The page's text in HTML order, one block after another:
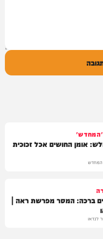
אומן החושים אכל זכוכית
ברכה: המסר מפרשת ראה |
לנדאו